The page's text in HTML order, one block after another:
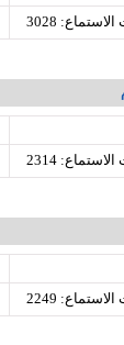
الاستماع: 3028
الاستماع: 2314
الاستماع: 2249